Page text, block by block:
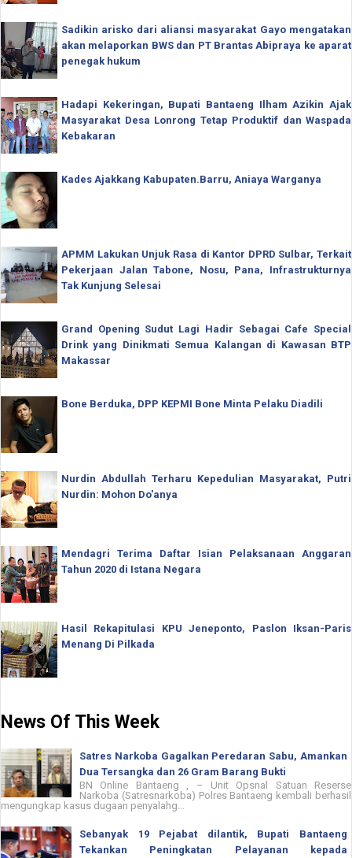
Sadikin arisko dari aliansi masyarakat Gayo mengatakan
akan melaporkan BWS dan PT Brantas Abipraya ke aparat
penegak hukum
Hadapi Kekeringan, Bupati Bantaeng Ilham Azikin Ajak
Masyarakat Desa Lonrong Tetap Produktif dan Waspada
Kebakaran
Kades Ajakkang Kabupaten.Barru, Aniaya Warganya
APMM Lakukan Unjuk Rasa di Kantor DPRD Sulbar, Terkait
Pekerjaan Jalan Tabone, Nosu, Pana, Infrastrukturnya
Tak Kunjung Selesai
Grand Opening Sudut Lagi Hadir Sebagai Cafe Special
Drink yang Dinikmati Semua Kalangan di Kawasan BTP
Makassar
Bone Berduka, DPP KEPMI Bone Minta Pelaku Diadili
Nurdin Abdullah Terharu Kepedulian Masyarakat, Putri
Nurdin: Mohon Do'anya
Mendagri Terima Daftar Isian Pelaksanaan Anggaran
Tahun 2020 di Istana Negara
Hasil Rekapitulasi KPU Jeneponto, Paslon Iksan-Paris
Menang Di Pilkada
News Of This Week
Satres Narkoba Gagalkan Peredaran Sabu, Amankan
Dua Tersangka dan 26 Gram Barang Bukti
BN Online Bantaeng , – Unit Opsnal Satuan Reserse
Narkoba (Satresnarkoba) Polres Bantaeng kembali berhasil
mengungkap kasus dugaan penyalahg...
Sebanyak 19 Pejabat dilantik, Bupati Bantaeng
Tekankan Peningkatan Pelayanan kepada